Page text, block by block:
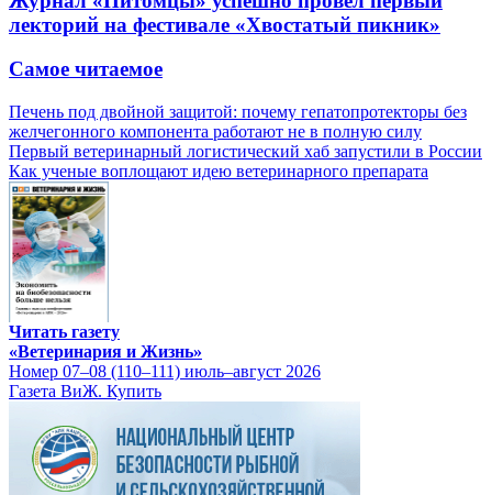
лекторий на фестивале «Хвостатый пикник»
Самое читаемое
Печень под двойной защитой: почему гепатопротекторы без
желчегонного компонента работают не в полную силу
Первый ветеринарный логистический хаб запустили в России
Как ученые воплощают идею ветеринарного препарата
Читать газету
«Ветеринария и Жизнь»
Номер 07–08 (110–111) июль–август 2026
Газета ВиЖ. Купить